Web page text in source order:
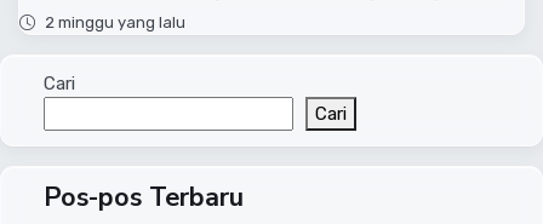
2 minggu yang lalu
Cari
Cari
Pos-pos Terbaru